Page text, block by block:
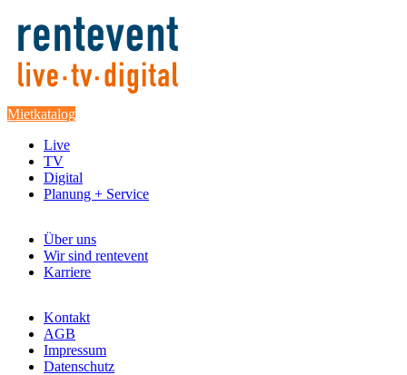
Mietkatalog
Live
TV
Digital
Planung + Service
Über uns
Wir sind rentevent
Karriere
Kontakt
AGB
Impressum
Datenschutz